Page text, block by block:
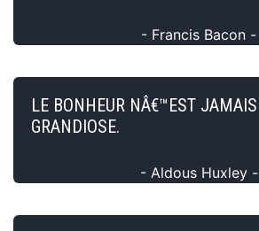
- Francis Bacon -
LE BONHEUR NÂ€™EST JAMAIS
GRANDIOSE.
- Aldous Huxley -